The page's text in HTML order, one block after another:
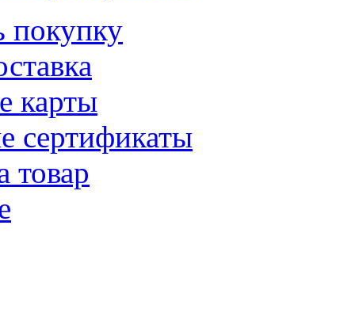
покупку
карты
сертификаты
товар